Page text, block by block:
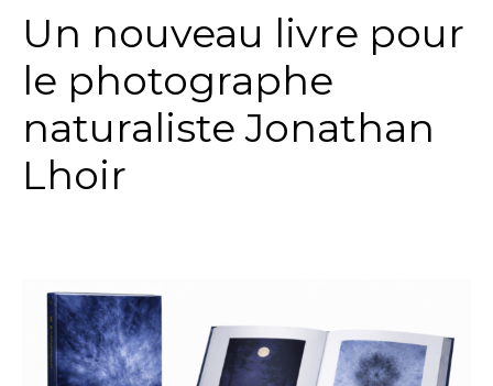
Un nouveau livre pour
le photographe
naturaliste Jonathan
Lhoir